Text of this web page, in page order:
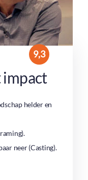
9,3
impact
helder en
neer (Casting).